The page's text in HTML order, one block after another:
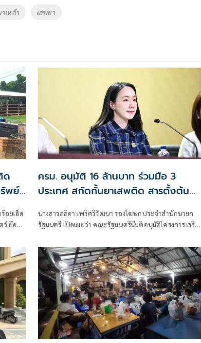
าเหล้า เสพยา
ด
พย์
อยเอ็ด
ว์ ยึด
ครม. อนุมัติ 16 ล้านบาท ร่วมมือ 3
ประเทศ สกัดกั้นยาเสพติด สารตั้งต้น
นางสาวลลิดา เพริศวิวัฒนา รองโฆษกประจำสำนักนายก
รัฐมนตรี เปิดเผยว่า คณะรัฐมนตรีมีมติอนุมัติโครงการเสริม
การสกัดกั้นยาเสพติดและทำลายเครือข่ายการค้ายาเสพติด
ระหว่างประเทศ ประจำปีงบประมาณ พ.ศ. 2569 วงเงิน
รวม 16 ล้านบาท ตามที่กระทรวงยุติธรรม โดยสำนักงาน
คณะกรรมการป้องกันและปราบปรามยาเสพติด หรือ
สำนักงาน ป.ป.ส.